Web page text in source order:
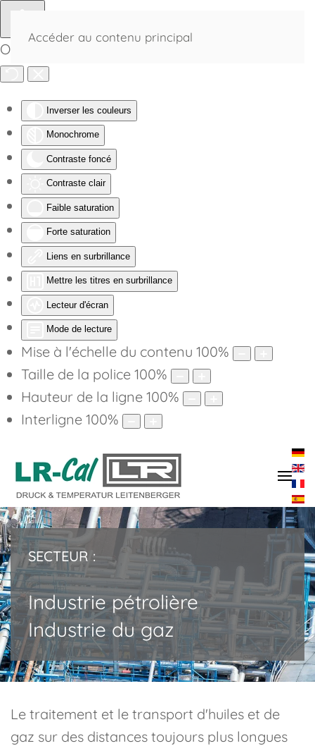
Outils d'accessibilité
Inverser les couleurs
Monochrome
Contraste foncé
Contraste clair
Faible saturation
Forte saturation
Liens en surbrillance
Mettre les titres en surbrillance
Lecteur d'écran
Mode de lecture
Mise à l'échelle du contenu 100%
Taille de la police 100%
Hauteur de la ligne 100%
Interligne 100%
Accéder au contenu principal
SECTEUR :
Industrie pétrolière
Industrie du gaz
Le traitement et le transport d'huiles et de
gaz sur des distances toujours plus longues